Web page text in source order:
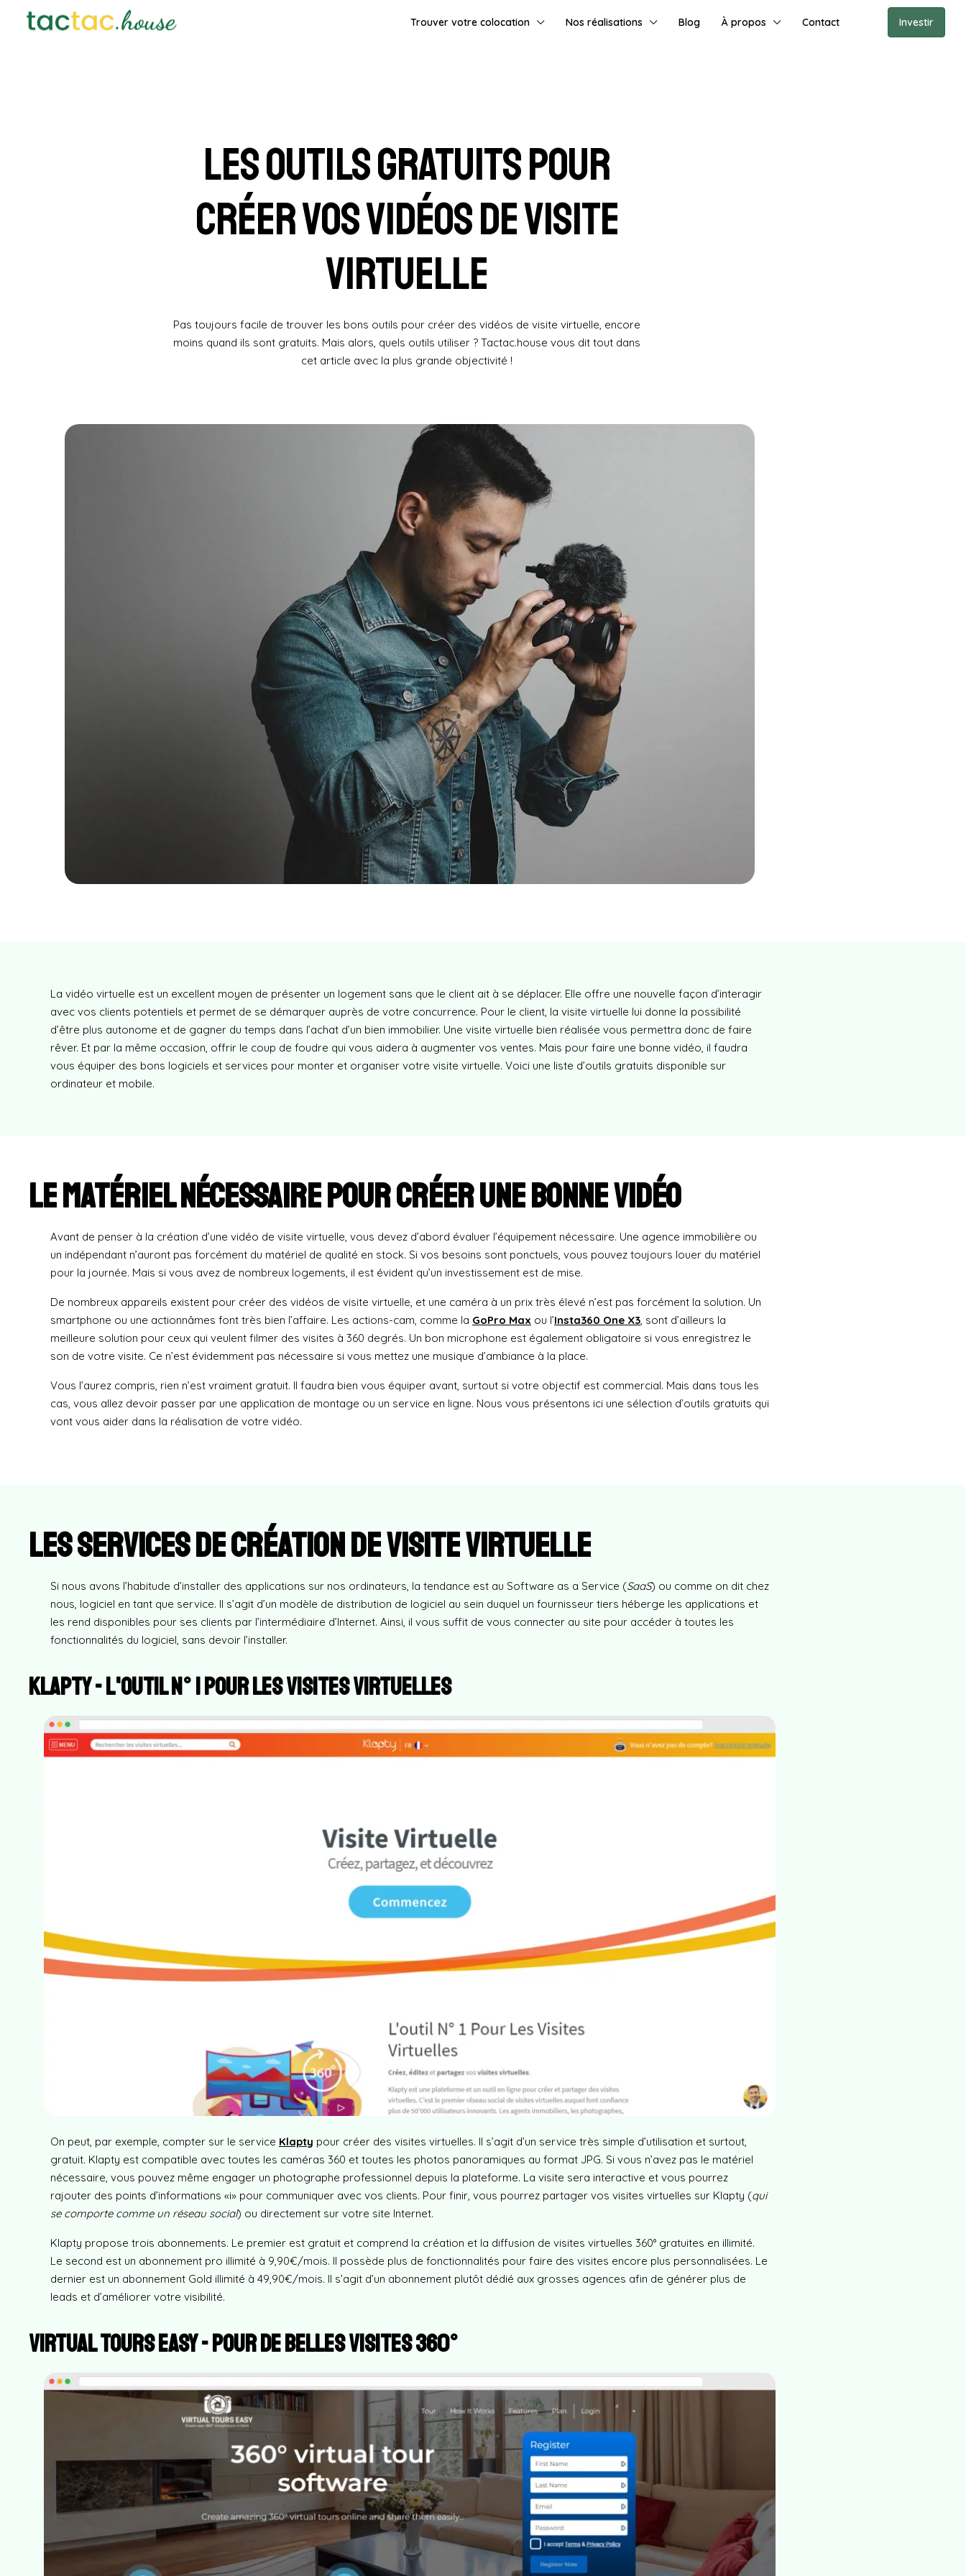
Trouver votre colocation Nos réalisations Blog À propos Contact Investir
Les outils gratuits pour
créer vos vidéos de visite
virtuelle
Pas toujours facile de trouver les bons outils pour créer des vidéos de visite virtuelle, encore
moins quand ils sont gratuits. Mais alors, quels outils utiliser ? Tactac.house vous dit tout dans
cet article avec la plus grande objectivité !
La vidéo virtuelle est un excellent moyen de présenter un logement sans que le client ait à se déplacer. Elle offre une nouvelle façon d’interagir
avec vos clients potentiels et permet de se démarquer auprès de votre concurrence. Pour le client, la visite virtuelle lui donne la possibilité
d’être plus autonome et de gagner du temps dans l’achat d’un bien immobilier. Une visite virtuelle bien réalisée vous permettra donc de faire
rêver. Et par la même occasion, offrir le coup de foudre qui vous aidera à augmenter vos ventes. Mais pour faire une bonne vidéo, il faudra
vous équiper des bons logiciels et services pour monter et organiser votre visite virtuelle. Voici une liste d’outils gratuits disponible sur
ordinateur et mobile.
Le matériel nécessaire pour créer une bonne vidéo
Avant de penser à la création d’une vidéo de visite virtuelle, vous devez d’abord évaluer l’équipement nécessaire. Une agence immobilière ou
un indépendant n’auront pas forcément du matériel de qualité en stock. Si vos besoins sont ponctuels, vous pouvez toujours louer du matériel
pour la journée. Mais si vous avez de nombreux logements, il est évident qu’un investissement est de mise.
De nombreux appareils existent pour créer des vidéos de visite virtuelle, et une caméra à un prix très élevé n’est pas forcément la solution. Un
smartphone ou une actionnâmes font très bien l’affaire. Les actions-cam, comme la GoPro Max ou l’Insta360 One X3, sont d’ailleurs la
meilleure solution pour ceux qui veulent filmer des visites à 360 degrés. Un bon microphone est également obligatoire si vous enregistrez le
son de votre visite. Ce n’est évidemment pas nécessaire si vous mettez une musique d’ambiance à la place.
Vous l’aurez compris, rien n’est vraiment gratuit. Il faudra bien vous équiper avant, surtout si votre objectif est commercial. Mais dans tous les
cas, vous allez devoir passer par une application de montage ou un service en ligne. Nous vous présentons ici une sélection d’outils gratuits qui
vont vous aider dans la réalisation de votre vidéo.
Les services de création de visite virtuelle
Si nous avons l’habitude d’installer des applications sur nos ordinateurs, la tendance est au Software as a Service (SaaS) ou comme on dit chez
nous, logiciel en tant que service. Il s’agit d’un modèle de distribution de logiciel au sein duquel un fournisseur tiers héberge les applications et
les rend disponibles pour ses clients par l’intermédiaire d’Internet. Ainsi, il vous suffit de vous connecter au site pour accéder à toutes les
fonctionnalités du logiciel, sans devoir l’installer.
Klapty - l'outil n° 1 pour les visites virtuelles
On peut, par exemple, compter sur le service Klapty pour créer des visites virtuelles. Il s’agit d’un service très simple d’utilisation et surtout,
gratuit. Klapty est compatible avec toutes les caméras 360 et toutes les photos panoramiques au format JPG. Si vous n’avez pas le matériel
nécessaire, vous pouvez même engager un photographe professionnel depuis la plateforme. La visite sera interactive et vous pourrez
rajouter des points d’informations «i» pour communiquer avec vos clients. Pour finir, vous pourrez partager vos visites virtuelles sur Klapty (qui
se comporte comme un réseau social) ou directement sur votre site Internet.
Klapty propose trois abonnements. Le premier est gratuit et comprend la création et la diffusion de visites virtuelles 360° gratuites en illimité.
Le second est un abonnement pro illimité à 9,90€/mois. Il possède plus de fonctionnalités pour faire des visites encore plus personnalisées. Le
dernier est un abonnement Gold illimité à 49,90€/mois. Il s’agit d’un abonnement plutôt dédié aux grosses agences afin de générer plus de
leads et d’améliorer votre visibilité.
Virtual Tours Easy - pour de belles visites 360°